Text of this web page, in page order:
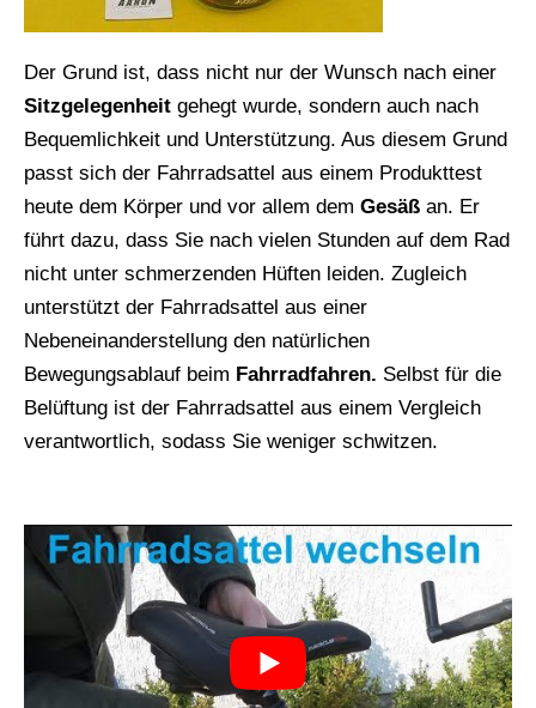
Der Grund ist, dass nicht nur der Wunsch nach einer
Sitzgelegenheit gehegt wurde, sondern auch nach
Bequemlichkeit und Unterstützung. Aus diesem Grund
passt sich der Fahrradsattel aus einem Produkttest
heute dem Körper und vor allem dem Gesäß an. Er
führt dazu, dass Sie nach vielen Stunden auf dem Rad
nicht unter schmerzenden Hüften leiden. Zugleich
unterstützt der Fahrradsattel aus einer
Nebeneinanderstellung den natürlichen
Bewegungsablauf beim Fahrradfahren. Selbst für die
Belüftung ist der Fahrradsattel aus einem Vergleich
verantwortlich, sodass Sie weniger schwitzen.